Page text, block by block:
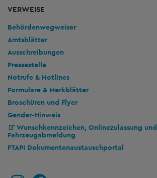
VERWEISE
Behördenwegweiser
Amtsblätter
Ausschreibungen
Pressestelle
Notrufe & Hotlines
Formulare & Merkblätter
Broschüren und Flyer
Gender-Hinweis
Wunschkennzeichen, Onlinezulassung und
Fahrzeugabmeldung
FTAPI Dokumentenaustauschportal